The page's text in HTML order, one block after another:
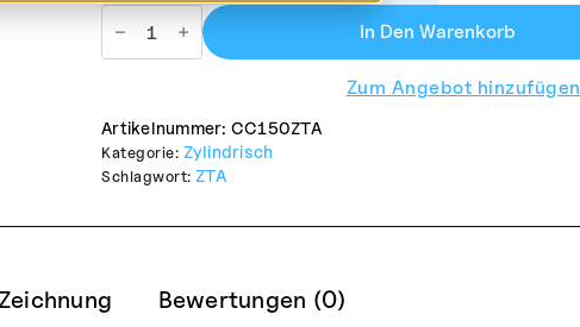
CC150ZTA
Cylindrical
In Den Warenkorb
Zum Angebot hinzufügen
Artikelnummer: CC150ZTA
Kategorie: Zylindrisch
Schlagwort: ZTA
Bewertungen (0)